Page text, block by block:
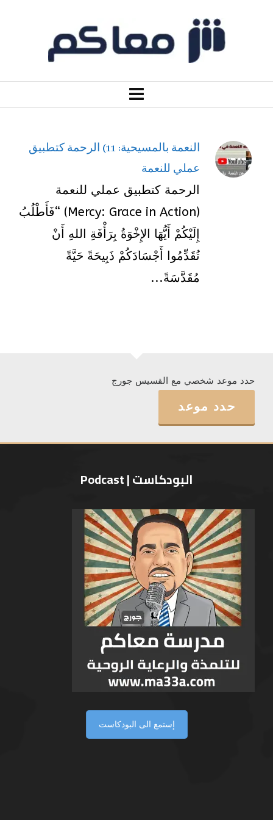
النعمة بالمسيحية: 11) الرحمة كتطبيق
عملي للنعمة
الرحمة كتطبيق عملي للنعمة
(Mercy: Grace in Action) “فَأَطْلُبُ
إِلَيْكُمْ أَيُّهَا الإِخْوَةُ بِرَأْفَةِ اللهِ أَنْ
تُقَدِّمُوا أَجْسَادَكُمْ ذَبِيحَةً حَيَّةً
مُقَدَّسَةً...
حدد موعد شخصي مع القسيس جورج
حدد موعد
البودكاست | Podcast
إستمع الى البودكاست